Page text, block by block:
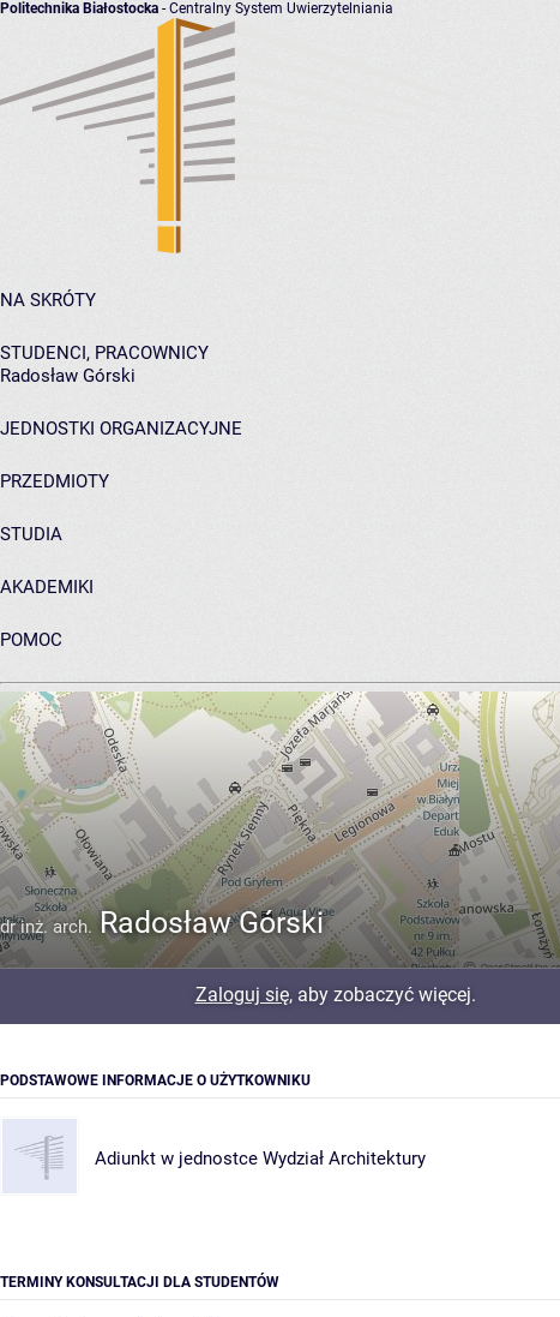
Politechnika Białostocka - Centralny System Uwierzytelniania
NA SKRÓTY
STUDENCI, PRACOWNICY
Radosław Górski
JEDNOSTKI ORGANIZACYJNE
PRZEDMIOTY
STUDIA
AKADEMIKI
POMOC
ARCHIWUM PRAC DYPLOMOWYCH
dr inż. arch. Radosław Górski
Zaloguj się, aby zobaczyć więcej.
PODSTAWOWE INFORMACJE O UŻYTKOWNIKU
Adiunkt w jednostce Wydział Architektury
TERMINY KONSULTACJI DLA STUDENTÓW